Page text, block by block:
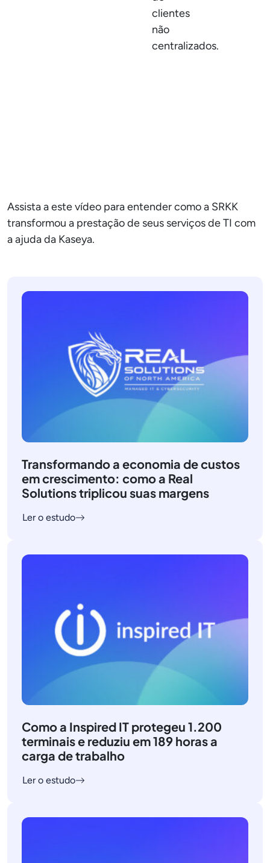
clientes
não
centralizados.
Assista a este vídeo para entender como a SRKK
transformou a prestação de seus serviços de TI com
a ajuda da Kaseya.
Transformando a economia de custos
em crescimento: como a Real
Solutions triplicou suas margens
Ler o estudo
Como a Inspired IT protegeu 1.200
terminais e reduziu em 189 horas a
carga de trabalho
Ler o estudo